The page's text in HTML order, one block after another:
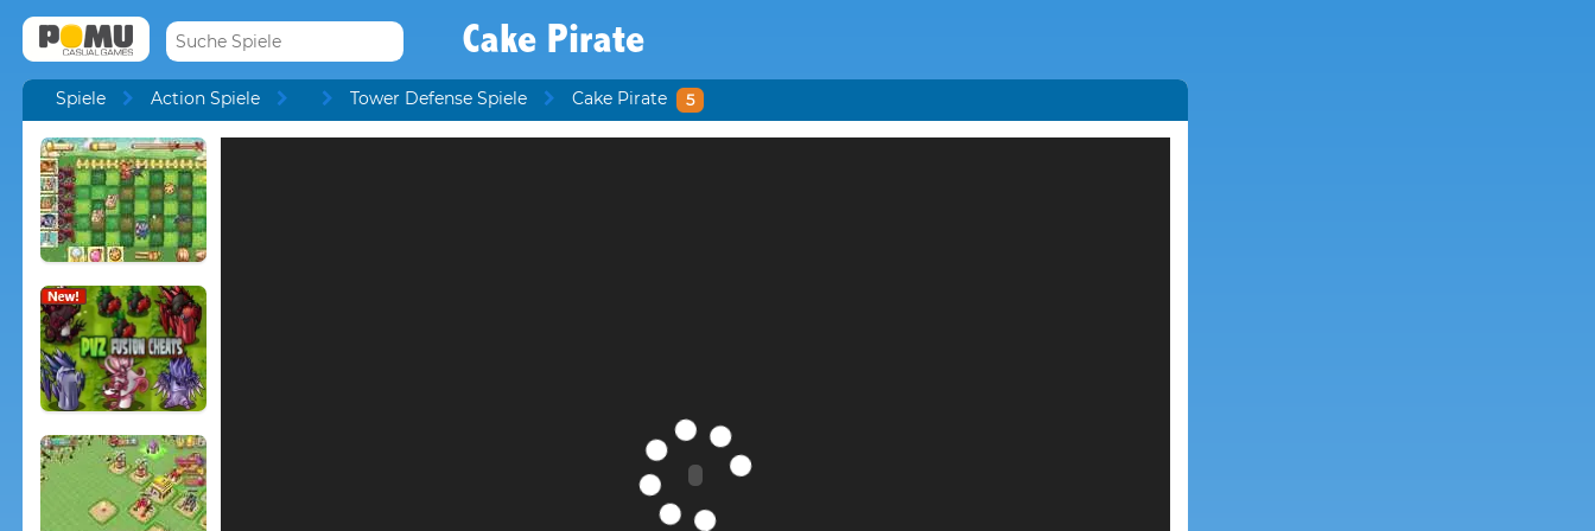
Cake Pirate
Spiele Action Spiele Tower Defense Spiele Cake Pirate 5